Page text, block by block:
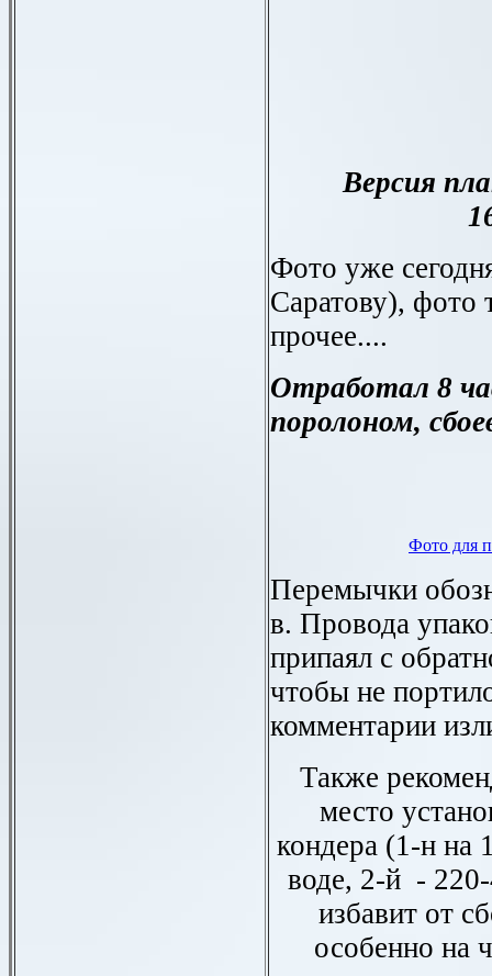
Версия
Фото уже
Саратову), фото
прочее....
Отработал 8
поролоном,
Фото для
Перемычки
в. Провода
припаял с
чтобы не
комментарии
Также
место
кондера (1-н на
воде, 2-й -
избавит от
особенно на